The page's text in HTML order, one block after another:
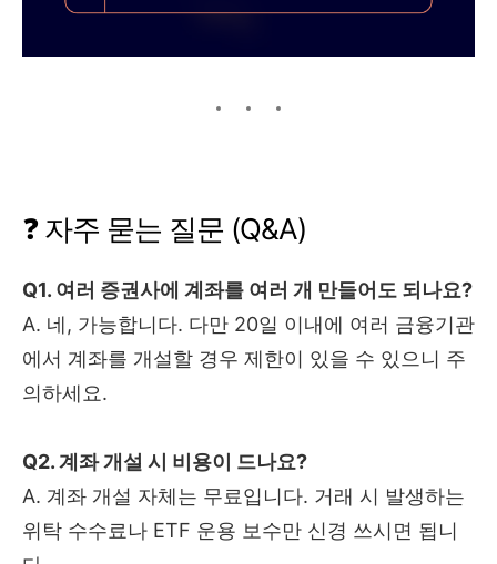
❓ 자주 묻는 질문 (Q&A)
Q1. 여러 증권사에 계좌를 여러 개 만들어도 되나요?
A. 네, 가능합니다. 다만 20일 이내에 여러 금융기관
에서 계좌를 개설할 경우 제한이 있을 수 있으니 주
의하세요.
Q2. 계좌 개설 시 비용이 드나요?
A. 계좌 개설 자체는 무료입니다. 거래 시 발생하는
위탁 수수료나 ETF 운용 보수만 신경 쓰시면 됩니